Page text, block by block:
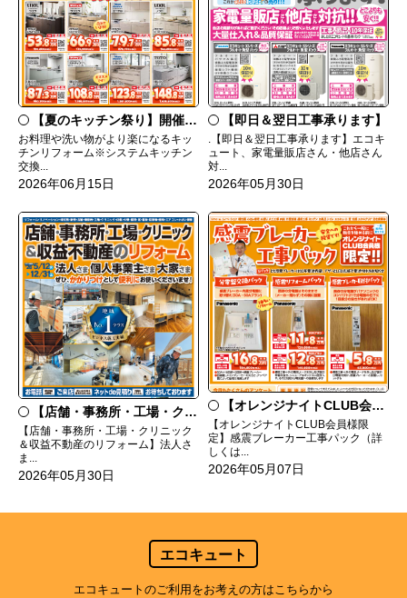
【夏のキッチン祭り】開催中 8/31㊊
お料理や洗い物がより楽になるキッ
チンリフォーム※システムキッチン
交換...
2026年06月15日
【即日＆翌日工事承ります】
.【即日＆翌日工事承ります】エコキ
ュート、家電量販店さん・他店さん
対...
2026年05月30日
【店舗・事務所・工場・クリニック＆収益不動産のリフォーム】
【店舗・事務所・工場・クリニック
＆収益不動産のリフォーム】法人さ
ま...
2026年05月30日
【オレンジナイトCLUB会員様限定】感震ブレーカー工事パック
【オレンジナイトCLUB会員様限
定】感震ブレーカー工事パック（詳
しくは...
2026年05月07日
エコキュート
エコキュートのご利用をお考えの方はこちらから